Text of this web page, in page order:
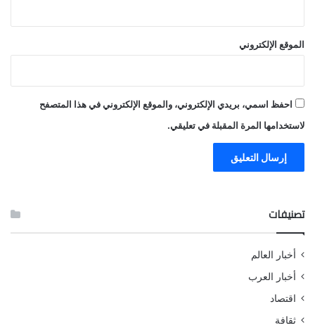
الموقع الإلكتروني
احفظ اسمي، بريدي الإلكتروني، والموقع الإلكتروني في هذا المتصفح
لاستخدامها المرة المقبلة في تعليقي.
تصنيفات
أخبار العالم
أخبار العرب
اقتصاد
ثقافة